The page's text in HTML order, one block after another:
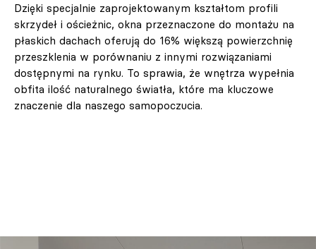
Dzięki specjalnie zaprojektowanym kształtom profili
skrzydeł i ościeżnic, okna przeznaczone do montażu na
płaskich dachach oferują do 16% większą powierzchnię
przeszklenia w porównaniu z innymi rozwiązaniami
dostępnymi na rynku. To sprawia, że wnętrza wypełnia
obfita ilość naturalnego światła, które ma kluczowe
znaczenie dla naszego samopoczucia.